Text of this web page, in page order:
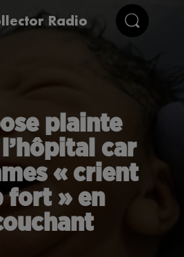
Radio
plainte
car
« crient
fort » en